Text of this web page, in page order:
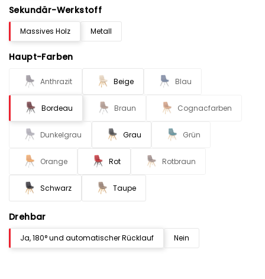
Sekundär-Werkstoff
Massives Holz Metall
Haupt-Farben
Anthrazit Beige Blau
Bordeau Braun Cognacfarben
Dunkelgrau Grau Grün
Orange Rot Rotbraun
Schwarz Taupe
Drehbar
Ja, 180° und automatischer Rücklauf Nein